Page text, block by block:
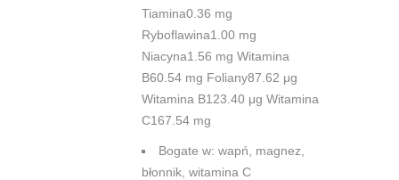
Tiamina0.36 mg
Ryboflawina1.00 mg
Niacyna1.56 mg Witamina
B60.54 mg Foliany87.62 μg
Witamina B123.40 μg Witamina
C167.54 mg
Bogate w: wapń, magnez,
błonnik, witamina C